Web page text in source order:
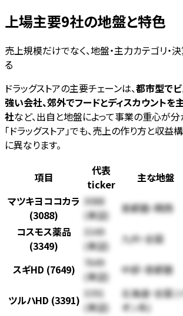
上場主要9社の地盤と特色
売上規模だけでなく、地盤・主力カテゴリ・
る
ドラッグストアの主要チェーンは、都市型で
強い会社、郊外でフードとディスカウントを
社など、出自と地盤によって事業の重心が分
「ドラッグストア」でも、売上の作り方と収益
に異なります。
項目
代表
ticker
主な地盤
マツキヨココカラ
(3088)
3088
(東証)
首都圏・関西
コスモス薬品
(3349)
3349
(東証)
九州・全国
スギHD (7649)
7649
(東証)
中部・首都圏
ツルハHD (3391) 3391
(東証)
北海道・全国 (
オン系)